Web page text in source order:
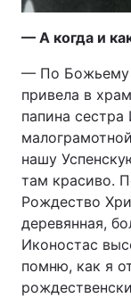
— А когда и
— По Божьему
привела в
папина
нашу
там красиво.
Рождество
деревянная,
Иконостас
помню, как я